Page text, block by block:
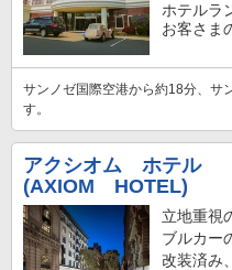
ホテルラ
お客さま
サンノゼ国際空港から約18分、サ
す。
アクシオム ホテル
(AXIOM HOTEL)
立地重視
ブルカー
改装済み